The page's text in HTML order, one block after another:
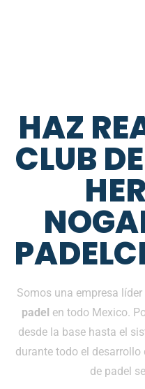
HAZ
CLUB
Somos una empresa líder
padel en todo Mexico.
desde la base hasta el
durante todo el
de padel